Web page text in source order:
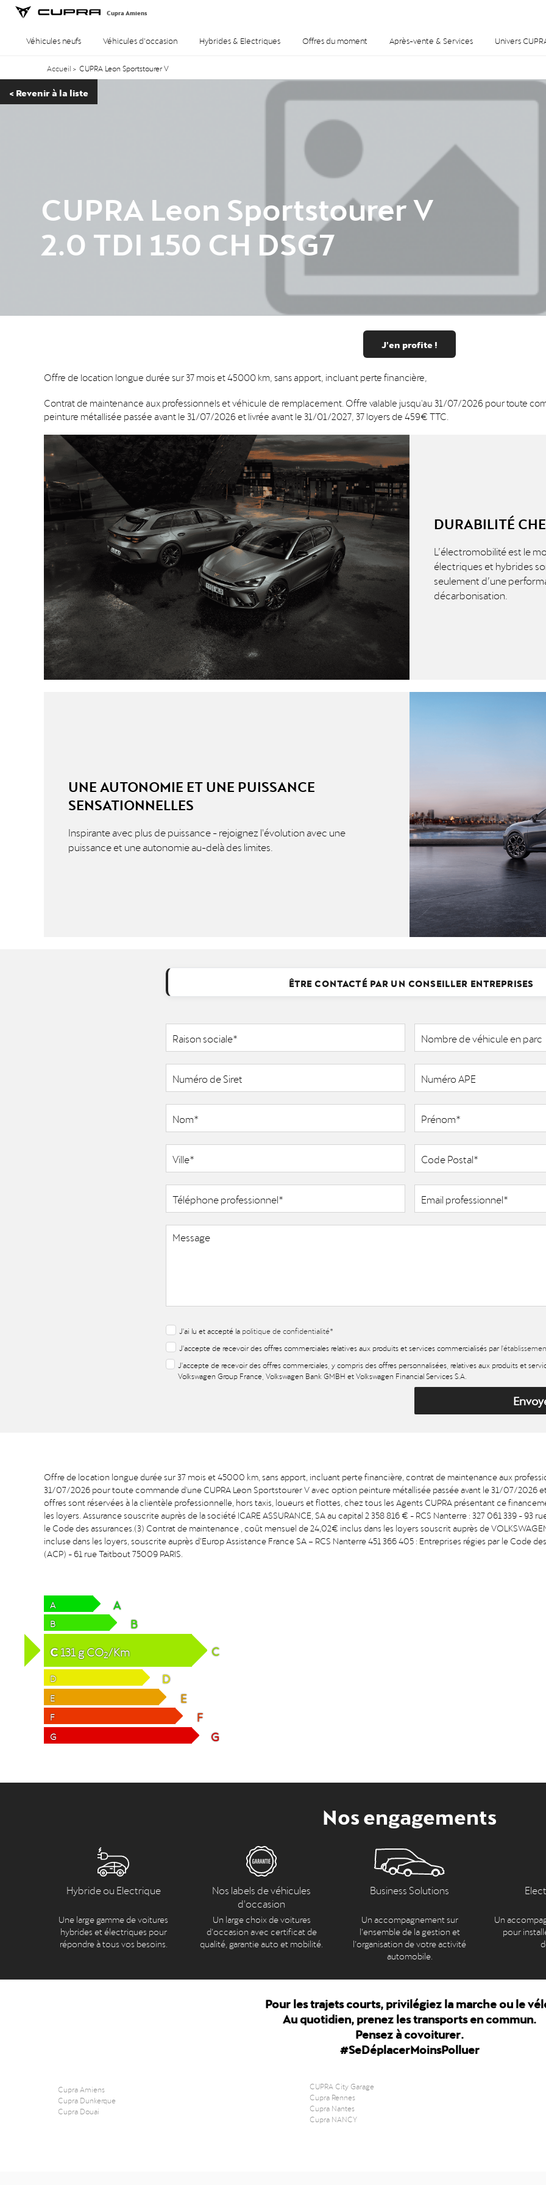
Cupra Amiens
Véhicules neufs Véhicules d’occasion Hybrides & Electriques Offres du moment Après-vente & Services Univers
Accueil > CUPRA Leon Sportstourer V
< Revenir à la liste
CUPRA Leon Sportstourer V
2.0 TDI 150 CH DSG7
J'en profite !
Offre de location longue durée sur 37 mois et 45000 km, sans apport, incluant perte financière,
Contrat de maintenance aux professionnels et véhicule de remplacement. Offre valable jusqu'au 31/07/2026 pour toute
peinture métallisée passée avant le 31/07/2026 et livrée avant le 31/01/2027, 37 loyers de 459€ TTC.
DURABILITÉ
L’électromobilité est le
électriques et hybrides
seulement d’une
décarbonisation.
UNE AUTONOMIE ET UNE PUISSANCE
SENSATIONNELLES
Inspirante avec plus de puissance - rejoignez l'évolution avec une
puissance et une autonomie au-delà des limites.
ÊTRE CONTACTÉ PAR UN CONSEILLER ENTREPRISES
J'ai lu et accepté la politique de confidentialité*
J'accepte de recevoir des offres commerciales relatives aux produits et services commercialisés par
J'accepte de recevoir des offres commerciales, y compris des offres personnalisées, relatives aux produits et
Volkswagen Group France, Volkswagen Bank GMBH et Volkswagen Financial Services S.A.
Offre de location longue durée sur 37 mois et 45000 km, sans apport, incluant perte financière, contrat de maintenance aux
31/07/2026 pour toute commande d'une CUPRA Leon Sportstourer V avec option peinture métallisée passée avant le 31/07/2026
offres sont réservées à la clientèle professionnelle, hors taxis, loueurs et flottes, chez tous les Agents CUPRA présentant ce
les loyers. Assurance souscrite auprès de la société ICARE ASSURANCE, SA au capital 2 358 816 € - RCS Nanterre : 327 061 339 -
le Code des assurances.(3) Contrat de maintenance , coût mensuel de 24,02€ inclus dans les loyers souscrit auprès de
incluse dans les loyers, souscrite auprès d’Europ Assistance France SA – RCS Nanterre 451 366 405 : Entreprises régies par le Code
(ACP) - 61 rue Taitbout 75009 PARIS.
A A
B B
C131gCO2/Km C
D D
E E
F F
G G
Nos engagements
Hybride ou Electrique
Une large gamme de voitures
hybrides et électriques pour
répondre à tous vos besoins.
Nos labels de véhicules
d'occasion
Un large choix de voitures
d’occasion avec certificat de
qualité, garantie auto et mobilité.
Business Solutions
Un accompagnement sur
l’ensemble de la gestion et
l’organisation de votre activité
automobile.
Un
pour
Pour les trajets courts, privilégiez la marche ou le
Au quotidien, prenez les transports en commun.
Pensez à covoiturer.
#SeDéplacerMoinsPolluer
Cupra Amiens
Cupra Dunkerque
Cupra Douai
CUPRA City Garage
Cupra Rennes
Cupra Nantes
Cupra NANCY